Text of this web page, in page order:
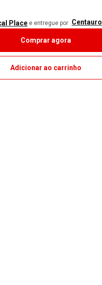
Place e entregue por Centauro
Comprar agora
Adicionar ao carrinho